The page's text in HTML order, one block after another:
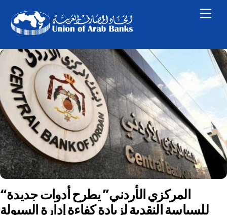
content
“المركزي الأردني” يطرح أدوات جديدة
للسياسة النقدية لزيادة كفاءة إدارة السيولة